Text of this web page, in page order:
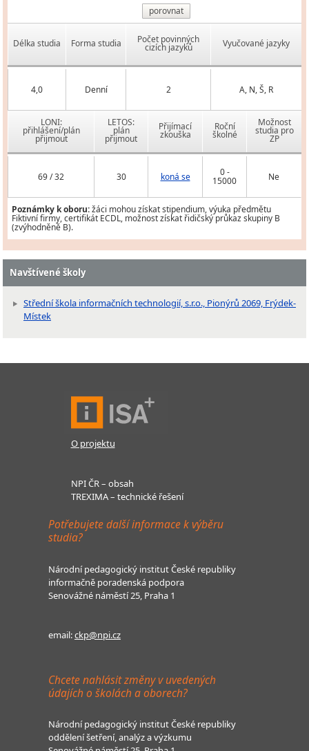
porovnat
Délka studia Forma studia Počet povinných
cizích jazyků Vyučované jazyky
4,0 Denní 2 A, N, Š, R
LONI:
přihlášení/plán
přijmout
LETOS:
plán
přijmout
Přijímací
zkouška
Roční
školné
Možnost
studia pro
ZP
69 / 32 30 koná se 0 -
15000 Ne
Poznámky k oboru:žáci mohou získat stipendium, výuka předmětu
Fiktivní firmy, certifikát ECDL, možnost získat řidičský průkaz skupiny B
(zvýhodněně B).
Navštívené školy
Střední škola informačních technologií, s.r.o., Pionýrů 2069, Frýdek-
Místek
O projektu
NPI ČR – obsah
TREXIMA – technické řešení
Potřebujete další informace k výběru
studia?
Národní pedagogický institut České republiky
informačně poradenská podpora
Senovážné náměstí 25, Praha 1
email:ckp@npi.cz
Chcete nahlásit změny v uvedených
údajích o školách a oborech?
Národní pedagogický institut České republiky
oddělení šetření, analýz a výzkumu